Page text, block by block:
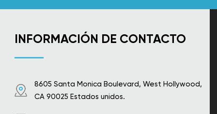
INFORMACIÓN DE CONTACTO
8605 Santa Monica Boulevard, West Hollywood,
CA 90025 Estados unidos.